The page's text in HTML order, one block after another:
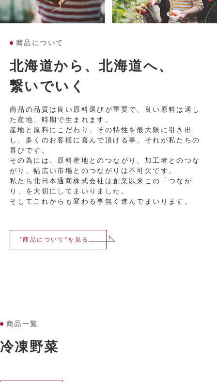
商品について
北海道から、北海道へ、
繋いでいく
商品の品質は良い原料選びが重要で、良い原料は適し
た産地、時期で生まれます。
産地と原料にこだわり、その特性を最大限に引き出
し、多くのお客様に喜んで頂ける事、それが私たちの
喜びです。
その為には、原料産地とのつながり、加工者とのつな
がり、幅広い市場とのつながりは不可欠です。
私たち北日本通商株式会社は創業以来この「つなが
り」を大切にしてまいりました。
そしてこれからも変わる事無く進んでまいります。
”商品について”を見る
商品一覧
冷凍野菜